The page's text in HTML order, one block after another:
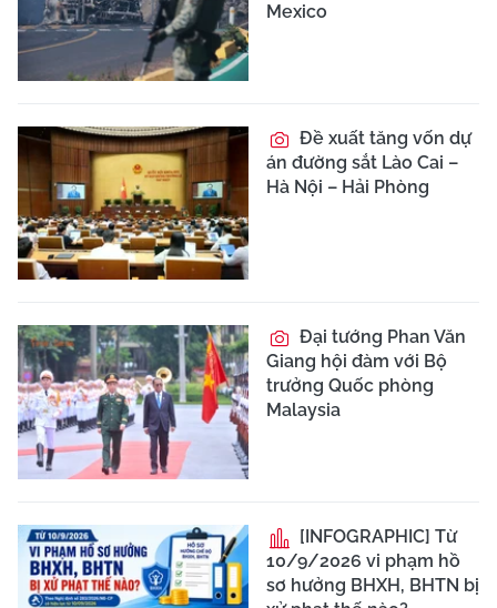
Mexico
Đề xuất tăng vốn dự
án đường sắt Lào Cai –
Hà Nội – Hải Phòng
Đại tướng Phan Văn
Giang hội đàm với Bộ
trưởng Quốc phòng
Malaysia
[INFOGRAPHIC] Từ
10/9/2026 vi phạm hồ
sơ hưởng BHXH, BHTN bị